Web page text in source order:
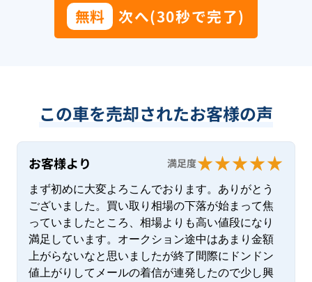
無料 次へ(30秒で完了)
この車を売却されたお客様の声
お客様より 満足度
まず初めに大変よろこんでおります。ありがとう
ございました。買い取り相場の下落が始まって焦
っていましたところ、相場よりも高い値段になり
満足しています。オークション途中はあまり金額
上がらないなと思いましたが終了間際にドンドン
値上がりしてメールの着信が連発したので少し興